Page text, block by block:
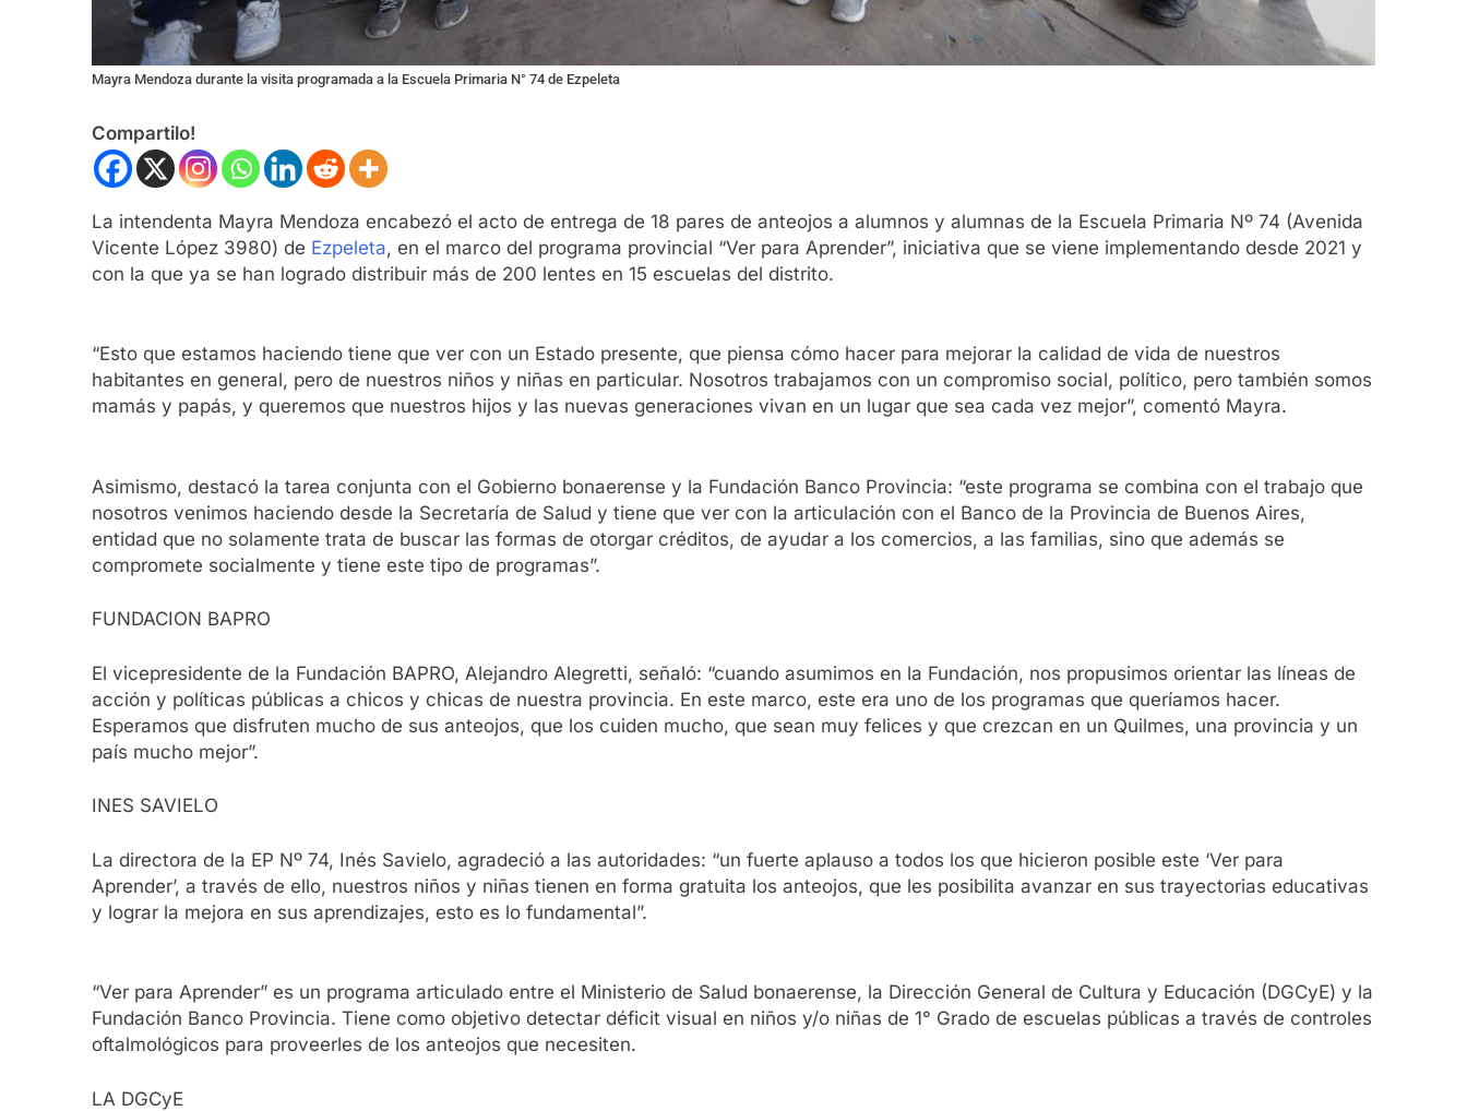
Mayra Mendoza durante la visita programada a la Escuela Primaria N° 74 de Ezpeleta
Compartilo!
La intendenta Mayra Mendoza encabezó el acto de entrega de 18 pares de anteojos a alumnos y alumnas de la Escuela Primaria Nº 74 (Avenida
Vicente López 3980) de Ezpeleta, en el marco del programa provincial “Ver para Aprender”, iniciativa que se viene implementando desde 2021 y
con la que ya se han logrado distribuir más de 200 lentes en 15 escuelas del distrito.
“Esto que estamos haciendo tiene que ver con un Estado presente, que piensa cómo hacer para mejorar la calidad de vida de nuestros
habitantes en general, pero de nuestros niños y niñas en particular. Nosotros trabajamos con un compromiso social, político, pero también somos
mamás y papás, y queremos que nuestros hijos y las nuevas generaciones vivan en un lugar que sea cada vez mejor”, comentó Mayra.
Asimismo, destacó la tarea conjunta con el Gobierno bonaerense y la Fundación Banco Provincia: “este programa se combina con el trabajo que
nosotros venimos haciendo desde la Secretaría de Salud y tiene que ver con la articulación con el Banco de la Provincia de Buenos Aires,
entidad que no solamente trata de buscar las formas de otorgar créditos, de ayudar a los comercios, a las familias, sino que además se
compromete socialmente y tiene este tipo de programas”.
FUNDACION BAPRO
El vicepresidente de la Fundación BAPRO, Alejandro Alegretti, señaló: “cuando asumimos en la Fundación, nos propusimos orientar las líneas de
acción y políticas públicas a chicos y chicas de nuestra provincia. En este marco, este era uno de los programas que queríamos hacer.
Esperamos que disfruten mucho de sus anteojos, que los cuiden mucho, que sean muy felices y que crezcan en un Quilmes, una provincia y un
país mucho mejor”.
INES SAVIELO
La directora de la EP Nº 74, Inés Savielo, agradeció a las autoridades: “un fuerte aplauso a todos los que hicieron posible este ‘Ver para
Aprender’, a través de ello, nuestros niños y niñas tienen en forma gratuita los anteojos, que les posibilita avanzar en sus trayectorias educativas
y lograr la mejora en sus aprendizajes, esto es lo fundamental”.
“Ver para Aprender” es un programa articulado entre el Ministerio de Salud bonaerense, la Dirección General de Cultura y Educación (DGCyE) y la
Fundación Banco Provincia. Tiene como objetivo detectar déficit visual en niños y/o niñas de 1° Grado de escuelas públicas a través de controles
oftalmológicos para proveerles de los anteojos que necesiten.
LA DGCyE